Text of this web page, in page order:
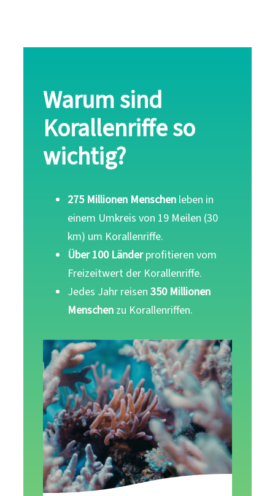
Warum sind
Korallenriffe so
wichtig?
275 Millionen Menschen leben in
einem Umkreis von 19 Meilen (30
km) um Korallenriffe.
Über 100 Länderprofitieren vom
Freizeitwert der Korallenriffe.
Jedes Jahr reisen 350 Millionen
Menschen zu Korallenriffen.